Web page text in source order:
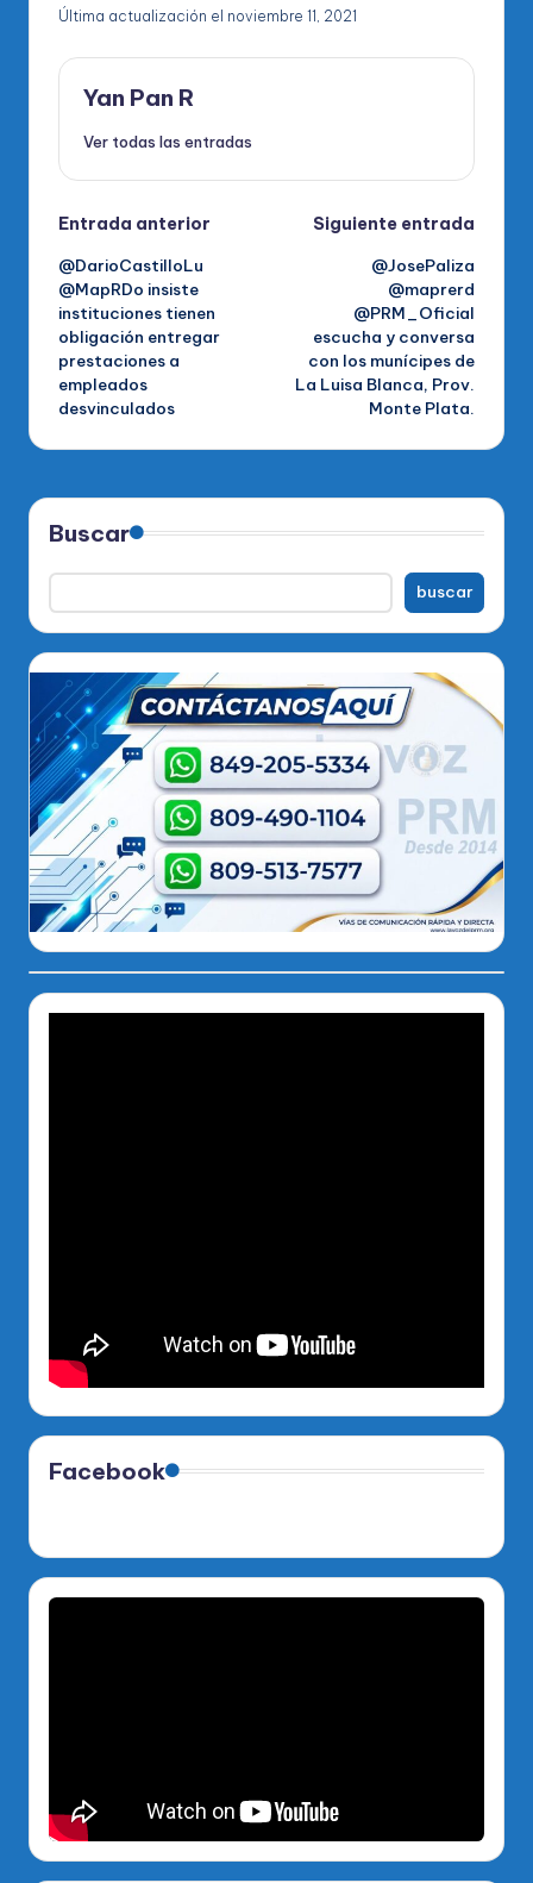
Última actualización el noviembre 11, 2021
Yan Pan R
Ver todas las entradas
Navegación
de
entradas
Entrada anterior
@DarioCastilloLu
@MapRDo insiste
instituciones tienen
obligación entregar
prestaciones a
empleados
desvinculados
Siguiente entrada
@JosePaliza
@maprerd
@PRM_Oficial
escucha y conversa
con los munícipes de
La Luisa Blanca, Prov.
Monte Plata.
Buscar
buscar
Facebook